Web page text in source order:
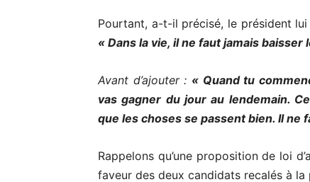
Pourtant, a-t-il précisé, le président
« Dans la vie, il ne faut jamais baisser
Avant d’ajouter : « Quand tu
vas gagner du jour au lendemain.
que les choses se passent bien. Il ne
Rappelons qu’une proposition de loi
faveur des deux candidats recalés à la